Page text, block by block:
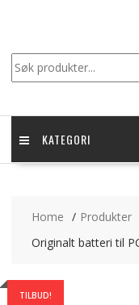
KATEGORI
Home
Produkter
Originalt batteri til
TILBUD!